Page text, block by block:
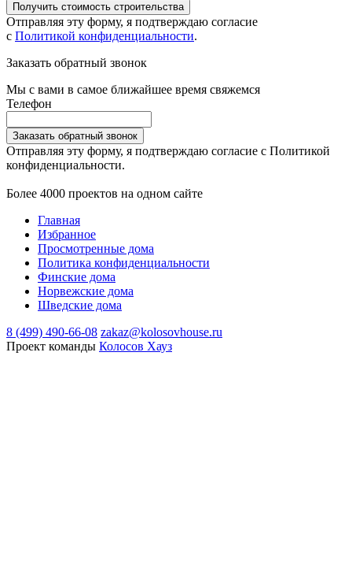
Получить стоимость строительства
Отправляя эту форму, я подтверждаю согласие
с Политикой конфиденциальности.
Заказать обратный звонок
Мы с вами в самое ближайшее время свяжемся
Телефон
Заказать обратный звонок
Отправляя эту форму, я подтверждаю согласие с Политикой
конфиденциальности.
Более 4000 проектов на одном сайте
Главная
Избранное
Просмотренные дома
Политика конфиденциальности
Финские дома
Норвежские дома
Шведские дома
8 (499) 490-66-08 zakaz@kolosovhouse.ru
Проект команды Колосов Хауз